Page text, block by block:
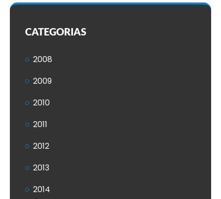
CATEGORIAS
2008
2009
2010
2011
2012
2013
2014